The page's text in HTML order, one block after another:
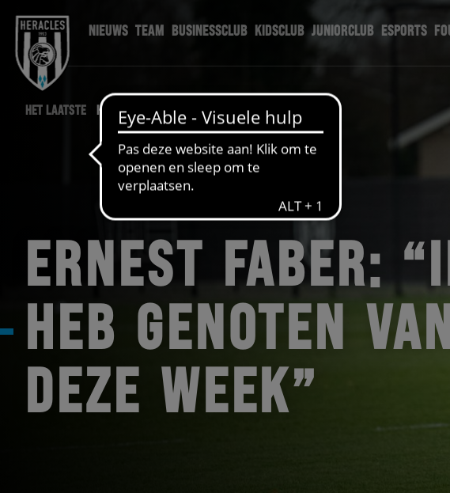
NIEUWS TEAM BUSINESSCLUB KIDSCLUB JUNIORCLUB ESPORTS
HET LAATSTE HERTEL NIEUWS
ERNEST FABER:
HEB GENOTEN VAN
DEZE WEEK”